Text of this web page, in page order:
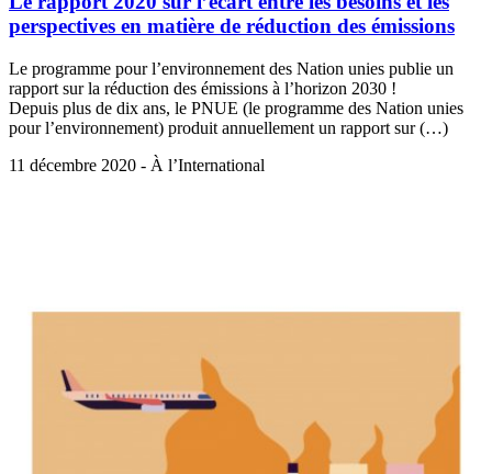
perspectives en matière de réduction des émissions
Le programme pour l’environnement des Nation unies publie un
rapport sur la réduction des émissions à l’horizon 2030 !
Depuis plus de dix ans, le PNUE (le programme des Nation unies
pour l’environnement) produit annuellement un rapport sur (…)
11 décembre 2020 - À l’International